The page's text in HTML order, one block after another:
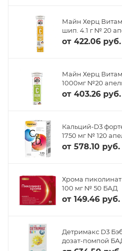
Майн Херц
шип. 4.1 г № 20
от 422.06 руб.
Майн Херц
1000мг №20
от 403.26 руб.
Кальций-D3
1750 мг № 120
от 578.10 руб.
Хрома
100 мг № 50 БАД
от 149.46 руб.
Детримакс D3
дозат-помпой